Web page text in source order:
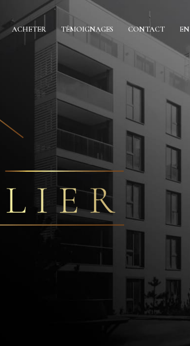
ACHETER TÉMOIGNAGES CONTACT EN